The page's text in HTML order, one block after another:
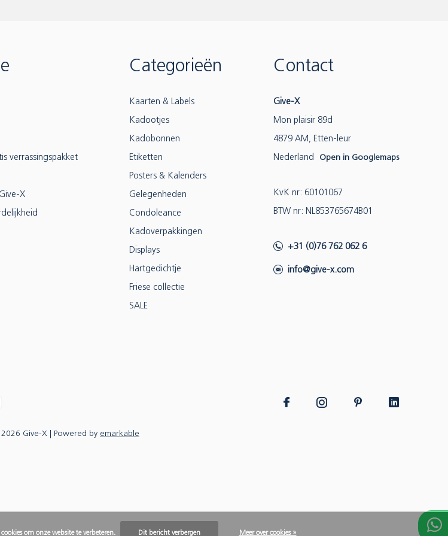
verrassingspakket
X
Categorieën
Kaarten & Labels
Kadootjes
Kadobonnen
Etiketten
Posters & Kalenders
Gelegenheden
Condoleance
Kadoverpakkingen
Displays
Hartgedichtje
Friese collectie
SALE
Contact
Give-X
Mon plaisir 89d
4879 AM, Etten-leur
Nederland Open in Googlemaps
KvK nr: 60101067
BTW nr: NL853765674B01
+31 (0)76 762 062 6
info@give-x.com
2026 Give-X | Powered by emarkable
om onze website te verbeteren. Dit bericht verbergen Meer over cookies »